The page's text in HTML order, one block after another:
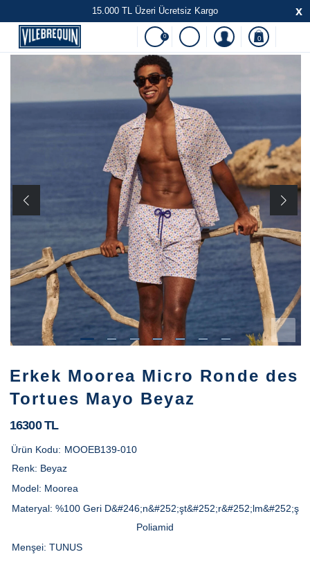
15.000 TL Üzeri Ücretsiz Kargo x
0 0
Erkek Moorea Micro Ronde des
Tortues Mayo Beyaz
16300 TL
Ürün Kodu: MOOEB139-010
Renk: Beyaz
Model: Moorea
Materyal: %100 Geri D&#246;n&#252;şt&#252;r&#252;lm&#252;ş
Poliamid
Menşei: TUNUS